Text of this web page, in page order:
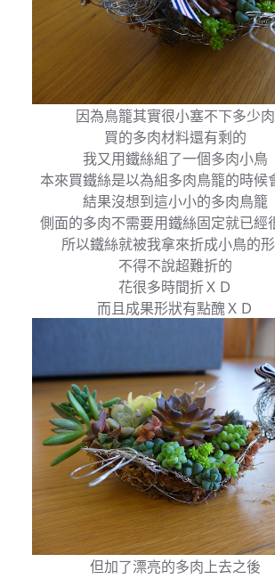
因為鳥籠其實很小塞不下多少肉
買的多肉材料還有剩的
我又用鐵絲組了一個多肉小鳥
本來買鐵絲是以為組多肉鳥籠的時候
結果沒想到這小小的多肉鳥籠
側面的多肉不需要用鐵絲固定就已經
所以鐵絲就被我拿來折成小鳥的
不得不說超難折的
花很多時間折ＸＤ
而且成果形狀有點醜ＸＤ
但加了漂亮的多肉上去之後